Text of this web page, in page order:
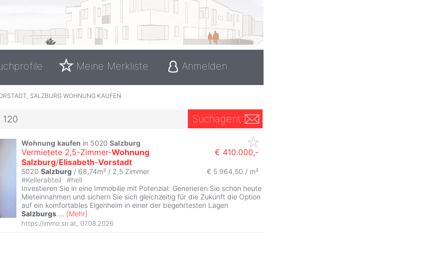
Meine Merkliste Anmelden
SALZBURG WOHNUNG KAUFEN
120 Suchagent
Wohnung kaufen in 5020 Salzburg
Vermietete 2,5-Zimmer-Wohnung
Salzburg/Elisabeth-Vorstadt
€ 410.000,-
5020 Salzburg / 68,74m² / 2,5 Zimmer
€ 5.964,50 / m²
#Kellerabteil #hell
Investieren Sie in eine Immobilie mit Potenzial: Generieren Sie schon heute
Mieteinnahmen und sichern Sie sich gleichzeitig für die Zukunft die Option
auf ein komfortables Eigenheim in einer der begehrtesten Lagen
Salzburgs.... [Mehr]
https://immo.sn.at 07.08.2026